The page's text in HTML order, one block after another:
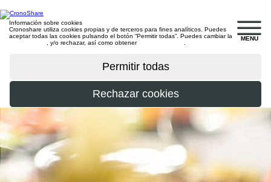
MENU
Información sobre cookies
Cronoshare utiliza cookies propias y de terceros para fines analíticos. Puedes
aceptar todas las cookies pulsando el botón “Permitir todas”. Puedes cambiar la
, y/o rechazar, así como obtener